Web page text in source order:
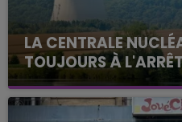
LA CENTRALE
TOUJOURS À
Cela fait déjà une
nucléaire ardennaise